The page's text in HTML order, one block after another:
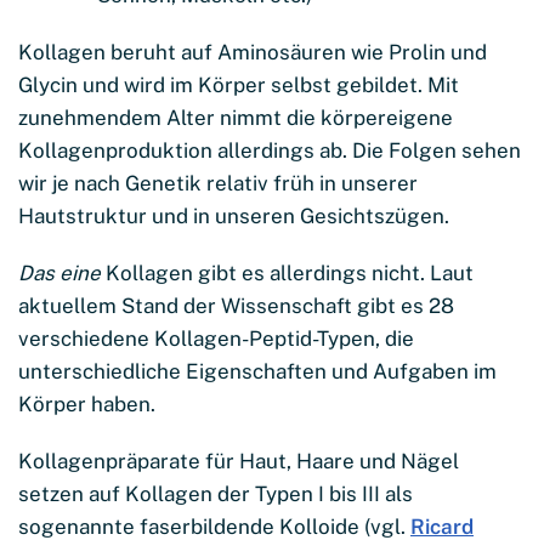
Kollagen beruht auf Aminosäuren wie Prolin und
Glycin und wird im Körper selbst gebildet. Mit
zunehmendem Alter nimmt die körpereigene
Kollagenproduktion allerdings ab. Die Folgen sehen
wir je nach Genetik relativ früh in unserer
Hautstruktur und in unseren Gesichtszügen.
Das eine Kollagen gibt es allerdings nicht. Laut
aktuellem Stand der Wissenschaft gibt es 28
verschiedene Kollagen-Peptid-Typen, die
unterschiedliche Eigenschaften und Aufgaben im
Körper haben.
Kollagenpräparate für Haut, Haare und Nägel
setzen auf Kollagen der Typen I bis III als
sogenannte faserbildende Kolloide (vgl. Ricard